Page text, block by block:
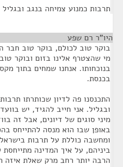
תרבות כמנוע צמיחה בנגב ובגליל
היו"ר רם שפע
בוקר טוב לכולם, בוקר טוב חבר
מי שהצטרף אלינו בזום ובוקר
בנוכחותו. אנחנו שמחים בתוך
בכנסת.
התכנסנו פה לדיון שכותרתו
ובגליל. אני חייב להגיד, יש
מיני סוגים של דיונים, אבל זה
באופן שבו הוא מנסה להתייחס
ומחשבה כוללת על תרבות
ביניהם, על איך המדינה
הרבה יותר רחב מרק שאלת איזה